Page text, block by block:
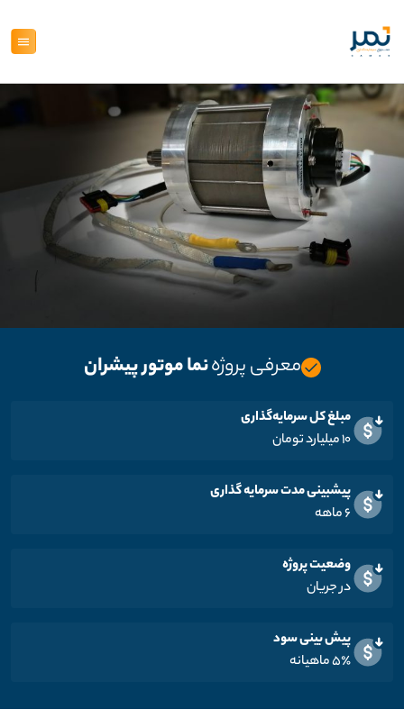
معرفی پروژهنما موتور پیشران
مبلغ کل سرمایه‌گذاری
۱۰ میلیارد تومان
پیشبینی مدت سرمایه گذاری
۶ ماهه
وضعیت پروژه
در جریان
پیش بینی سود
۵٪ ماهیانه